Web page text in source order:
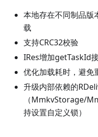
本地存在不同制品版
载
支持CRC32校验
IRes增加getTaskId
优化加载耗时，避免
升级内部依赖的
（MmkvStorage/
持设置自定义锁）